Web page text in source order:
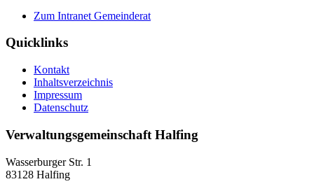
Zum Intranet Gemeinderat
Quicklinks
Kontakt
Inhaltsverzeichnis
Impressum
Datenschutz
Verwaltungsgemeinschaft Halfing
Wasserburger Str. 1
83128 Halfing